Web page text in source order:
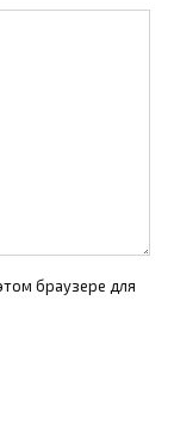
браузере для